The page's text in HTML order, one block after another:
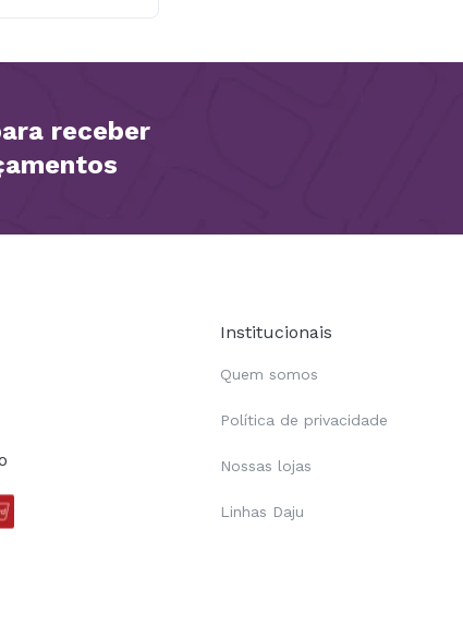
receber
Institucionais
Quem somos
Política de privacidade
Nossas lojas
Linhas Daju